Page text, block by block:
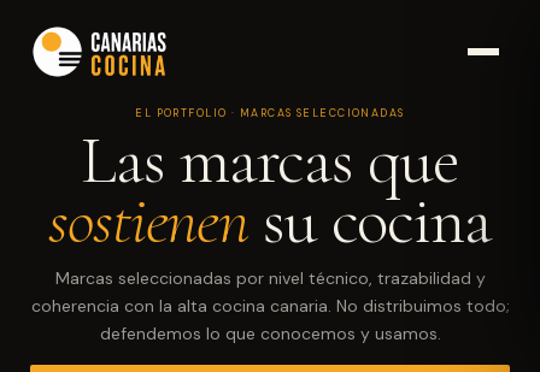
EL PORTFOLIO · MARCAS SELECCIONADAS
Las marcas que
sostienen su cocina
Marcas seleccionadas por nivel técnico, trazabilidad y
coherencia con la alta cocina canaria. No distribuimos todo;
defendemos lo que conocemos y usamos.